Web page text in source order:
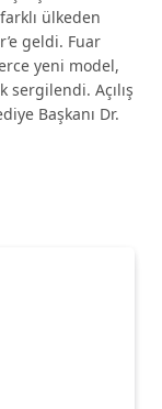
ülkeden
geldi. Fuar
yeni model,
sergilendi. Açılış
Başkanı Dr.